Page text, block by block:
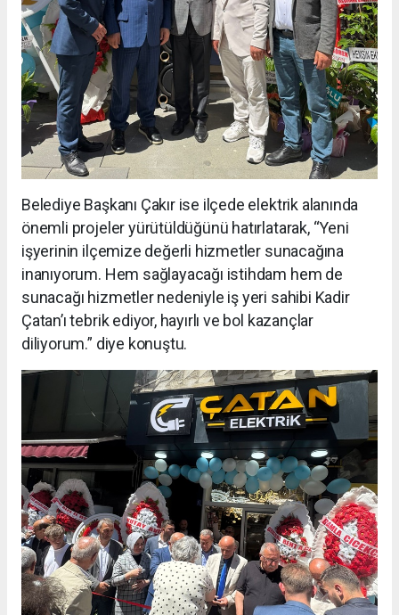
Belediye Başkanı Çakır ise ilçede elektrik alanında
önemli projeler yürütüldüğünü hatırlatarak, “Yeni
işyerinin ilçemize değerli hizmetler sunacağına
inanıyorum. Hem sağlayacağı istihdam hem de
sunacağı hizmetler nedeniyle iş yeri sahibi Kadir
Çatan’ı tebrik ediyor, hayırlı ve bol kazançlar
diliyorum.” diye konuştu.